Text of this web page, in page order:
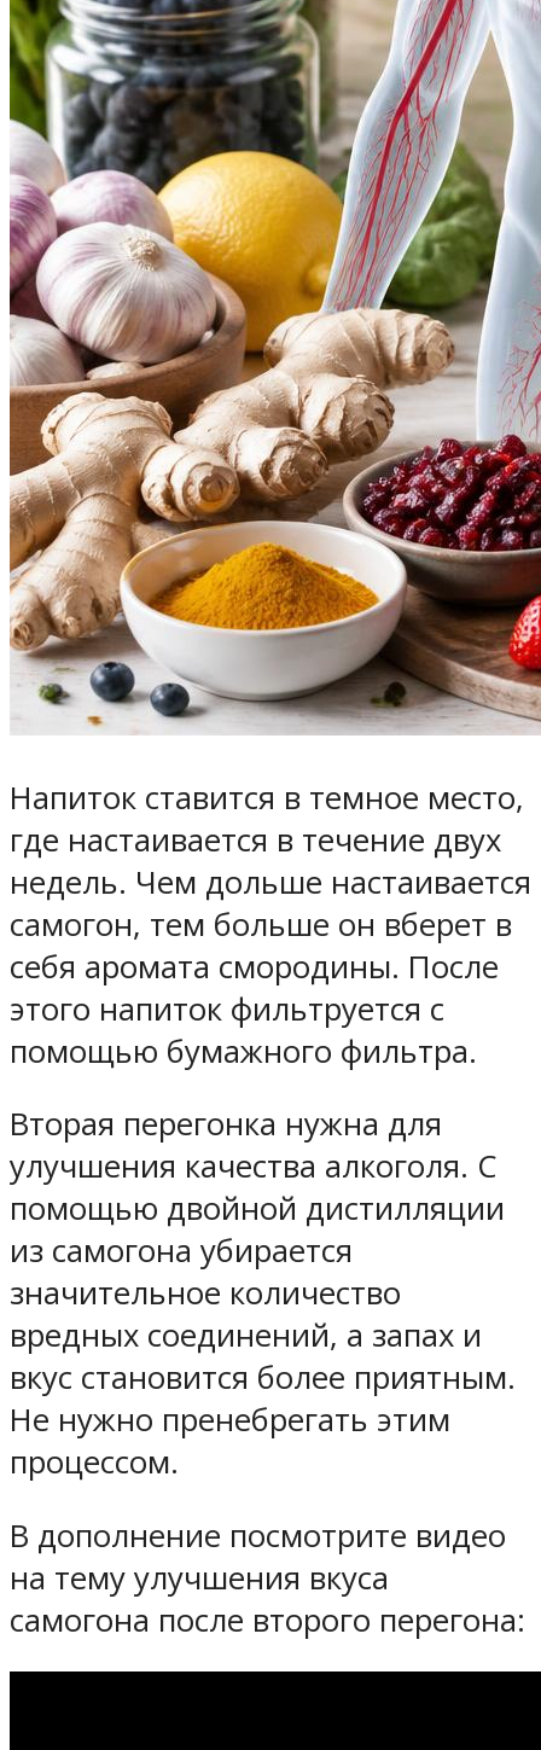
Напиток ставится в темное место,
где настаивается в течение двух
недель. Чем дольше настаивается
самогон, тем больше он вберет в
себя аромата смородины. После
этого напиток фильтруется с
помощью бумажного фильтра.
Вторая перегонка нужна для
улучшения качества алкоголя. С
помощью двойной дистилляции
из самогона убирается
значительное количество
вредных соединений, а запах и
вкус становится более приятным.
Не нужно пренебрегать этим
процессом.
В дополнение посмотрите видео
на тему улучшения вкуса
самогона после второго перегона: